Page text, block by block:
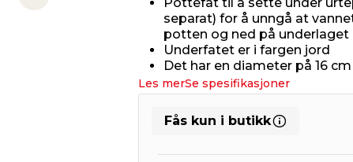
Next slide
separat) for å unngå at
potten og ned på underlaget
Underfatet er i fargen jord
Det har en diameter på 16 cm
Les merSe spesifikasjoner
Fås kun i butikk